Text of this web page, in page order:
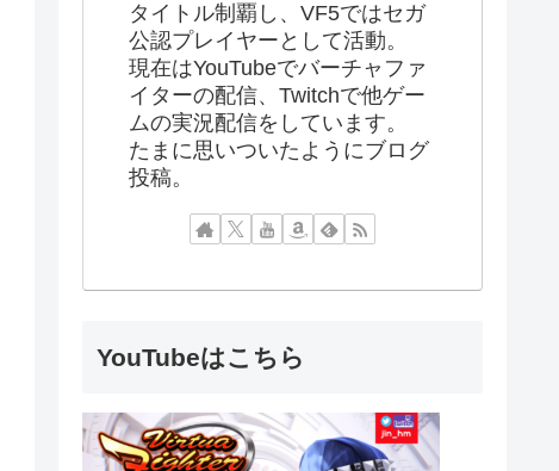
タイトル制覇し、VF5ではセガ
公認プレイヤーとして活動。
現在はYouTubeでバーチャファ
イターの配信、Twitchで他ゲー
ムの実況配信をしています。
たまに思いついたようにブログ
投稿。
YouTubeはこちら